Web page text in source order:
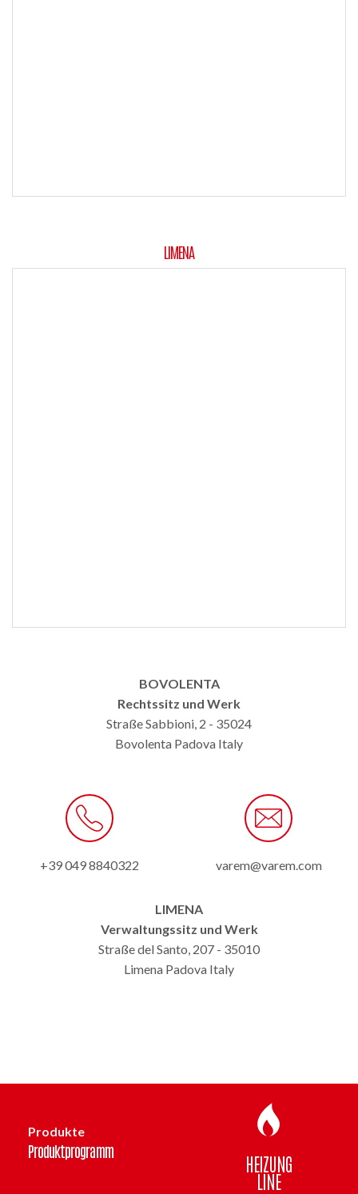
LIMENA
BOVOLENTA
Rechtssitz und Werk
Straße Sabbioni, 2 - 35024
Bovolenta Padova Italy
+39 049 8840322 varem@varem.com
LIMENA
Verwaltungssitz und Werk
Straße del Santo, 207 - 35010
Limena Padova Italy
Produkte
Produktprogramm
HEIZUNG
LINE